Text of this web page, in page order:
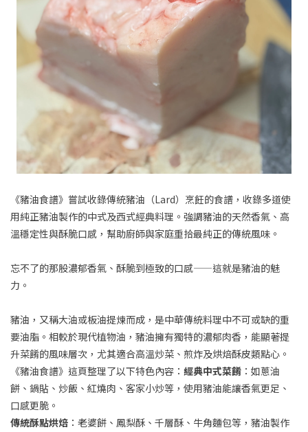
《豬油食譜》嘗試收錄傳統豬油（Lard）烹飪的食譜，收錄多道使
用純正豬油製作的中式及西式經典料理。強調豬油的天然香氣、高
溫穩定性與酥脆口感，幫助廚師與家庭重拾最純正的傳統風味。
忘不了的那股濃郁香氣、酥脆到極致的口感——這就是豬油的魅
力。
豬油，又稱大油或板油提煉而成，是中華傳統料理中不可或缺的重
要油脂。相較於現代植物油，豬油擁有獨特的濃郁肉香，能顯著提
升菜餚的風味層次，尤其適合高溫炒菜、煎炸及烘焙酥皮類點心。
《豬油食譜》這頁整理了以下特色內容： 經典中式菜餚 ：如蔥油
餅、鍋貼、炒飯、紅燒肉、客家小炒等，使用豬油能讓香氣更足、
口感更脆。
傳統酥點烘焙 ：老婆餅、鳳梨酥、千層酥、牛角麵包等，豬油製作